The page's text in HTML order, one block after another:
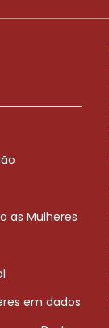
as Mulheres
em dados